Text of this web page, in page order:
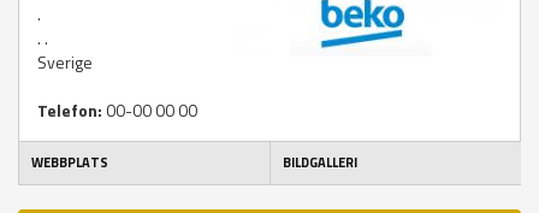
.
..
Sverige
Telefon: 00-00 00 00
WEBBPLATS BILDGALLERI